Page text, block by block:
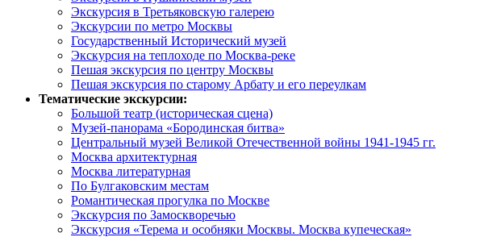
Экскурсия в Третьяковскую галерею
Экскурсии по метро Москвы
Государственный Исторический музей
Экскурсия на теплоходе по Москва-реке
Пешая экскурсия по центру Москвы
Пешая экскурсия по старому Арбату и его переулкам
Тематические экскурсии:
Большой театр (историческая сцена)
Музей-панорама «Бородинская битва»
Центральный музей Великой Отечественной войны 1941-1945 гг.
Москва архитектурная
Москва литературная
По Булгаковским местам
Романтическая прогулка по Москве
Экскурсия по Замоскворечью
Экскурсия «Терема и особняки Москвы. Москва купеческая»